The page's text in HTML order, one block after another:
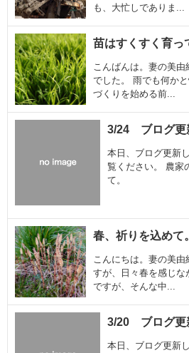
も、大忙しでありま...
苗はすくすく育っ
こんばんは。妻の美
でした。 雨でも何か
づくりを始める前...
3/24 ブログ更
本日、ブログ更新
覧ください。 農家
て。
春、祈りを込めて。
こんにちは。妻の美
すが、日々春を感じ
ですが、そんな中...
3/20 ブログ更
本日、ブログ更新